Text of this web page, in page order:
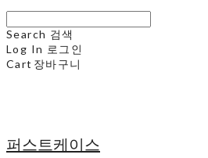
Search 검색
Log In 로그인
Cart 장바구니
퍼스트케이스